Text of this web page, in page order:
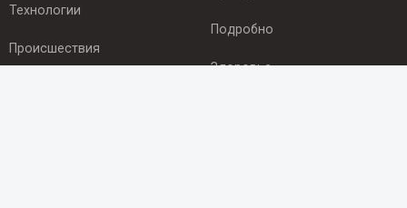
Технологии
Происшествия
Подробно
Здоровье